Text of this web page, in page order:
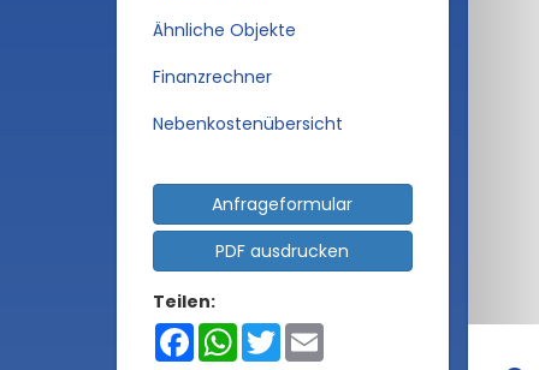
Ähnliche Objekte
Finanzrechner
Nebenkostenübersicht
Anfrageformular
PDF ausdrucken
Teilen:
FacebookWhatsApp
Twitter